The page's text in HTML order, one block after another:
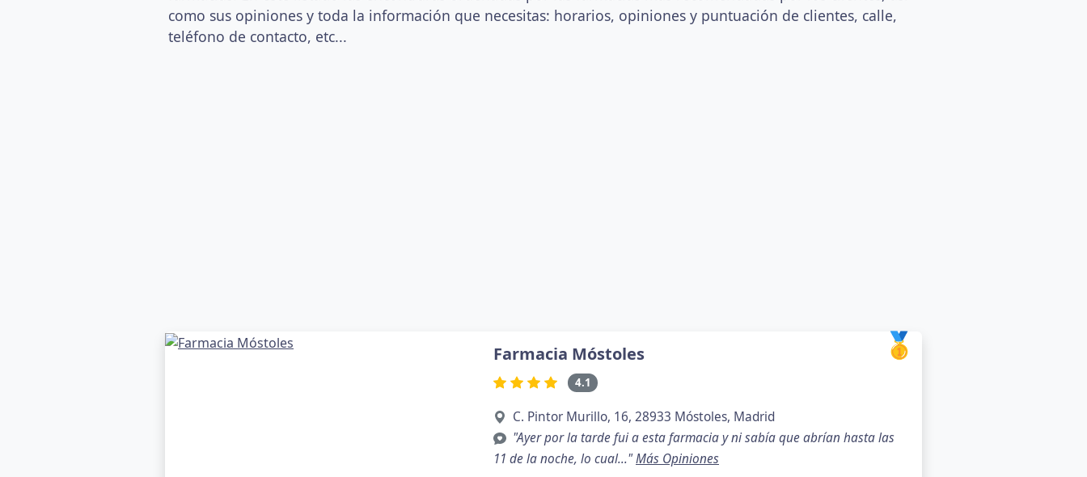
como sus opiniones y toda la información que necesitas: horarios, opiniones y puntuación de clientes, calle,
teléfono de contacto, etc...
🥇
Farmacia Móstoles
4.1
C. Pintor Murillo, 16, 28933 Móstoles, Madrid
"Ayer por la tarde fui a esta farmacia y ni sabía que abrían hasta las
11 de la noche, lo cual..."Más Opiniones